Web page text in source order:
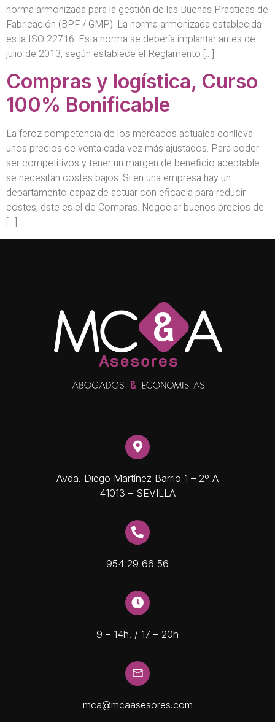
norma armonizada para la gestión de las Buenas Prácticas de
Fabricación (BPF / GMP). La norma armonizada establecida
es la ISO 22716. Esta norma se debería implantar antes de
julio de 2013, según establece el Reglamento […]
Compras y logística, Curso
100% Bonificable
La feroz competencia de los mercados actuales conlleva
unos precios de venta cada vez más ajustados. Para poder
ser competitivos y tener un margen de beneficio aceptable
se necesitan costes bajos. Si en una empresa hay un
departamento capaz de actuar con eficacia para reducir
costes, éste es el de Compras. Negociar buenos precios de
[…]
Avda. Diego Martínez Barrio 1 – 2º A
41013 – SEVILLA
954 29 66 56
9 – 14h. / 17 – 20h
mca@mcaasesores.com